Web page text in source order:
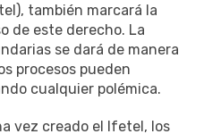
también marcará la
de este derecho. La
se dará de manera
procesos pueden
cualquier polémica.
vez creado el Ifetel, los